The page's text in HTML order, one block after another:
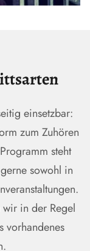
einsetzbar:
zum Zuhören
steht
sowohl in
wir in der Regel
vorhandenes